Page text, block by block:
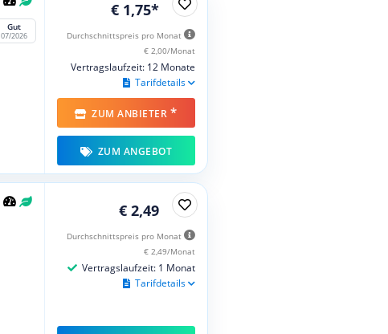
Gut
07/2026
€ 1,75*
Durchschnittspreis pro Monat
€ 2,00/Monat
Vertragslaufzeit: 12 Monate
Tarifdetails
ZUM ANBIETER *
ZUM ANGEBOT
€ 2,49
Durchschnittspreis pro Monat
€ 2,49/Monat
Vertragslaufzeit: 1 Monat
Tarifdetails